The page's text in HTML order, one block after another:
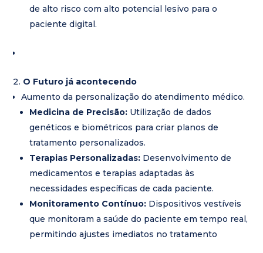
de alto risco com alto potencial lesivo para o
paciente digital.
O Futuro já acontecendo
Aumento da personalização do atendimento médico.
Medicina de Precisão: Utilização de dados
genéticos e biométricos para criar planos de
tratamento personalizados.
Terapias Personalizadas: Desenvolvimento de
medicamentos e terapias adaptadas às
necessidades específicas de cada paciente.
Monitoramento Contínuo: Dispositivos vestíveis
que monitoram a saúde do paciente em tempo real,
permitindo ajustes imediatos no tratamento